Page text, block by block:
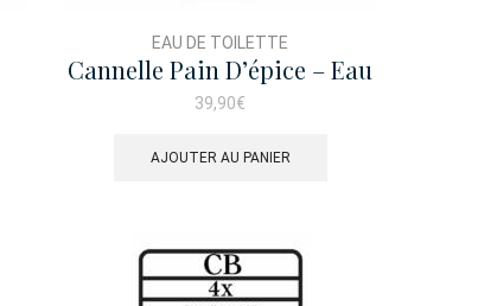
EAU DE TOILETTE
Cannelle Pain D’épice – Eau
De Toilette 100ml
39,90€
AJOUTER AU PANIER